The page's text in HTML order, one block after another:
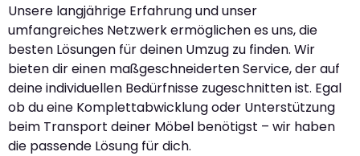
Unsere langjährige Erfahrung und unser
umfangreiches Netzwerk ermöglichen es uns, die
besten Lösungen für deinen Umzug zu finden. Wir
bieten dir einen maßgeschneiderten Service, der auf
deine individuellen Bedürfnisse zugeschnitten ist. Egal
ob du eine Komplettabwicklung oder Unterstützung
beim Transport deiner Möbel benötigst – wir haben
die passende Lösung für dich.